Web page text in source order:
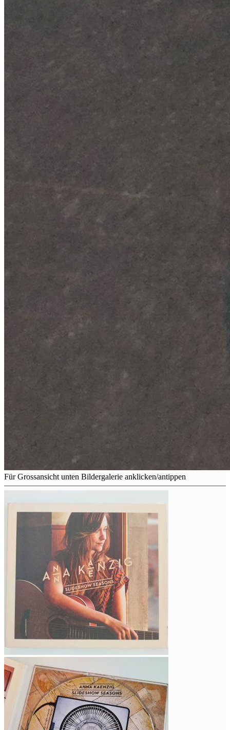
Für Grossansicht unten Bildergalerie anklicken/antippen